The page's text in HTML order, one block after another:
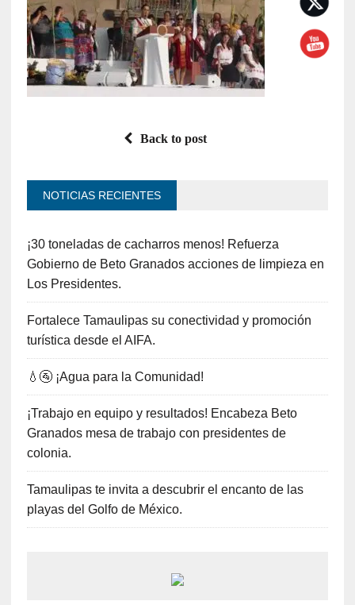
Back to post
NOTICIAS RECIENTES
¡30 toneladas de cacharros menos! Refuerza
Gobierno de Beto Granados acciones de limpieza en
Los Presidentes.
Fortalece Tamaulipas su conectividad y promoción
turística desde el AIFA.
💧🚰 ¡Agua para la Comunidad!
¡Trabajo en equipo y resultados! Encabeza Beto
Granados mesa de trabajo con presidentes de
colonia.
Tamaulipas te invita a descubrir el encanto de las
playas del Golfo de México.